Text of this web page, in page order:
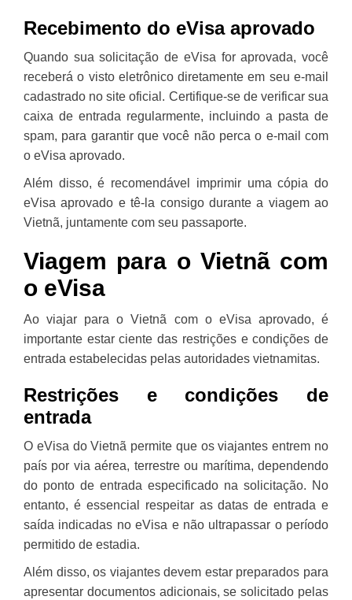
Recebimento do eVisa aprovado
Quando sua solicitação de eVisa for aprovada, você
receberá o visto eletrônico diretamente em seu e-mail
cadastrado no site oficial. Certifique-se de verificar sua
caixa de entrada regularmente, incluindo a pasta de
spam, para garantir que você não perca o e-mail com
o eVisa aprovado.
Além disso, é recomendável imprimir uma cópia do
eVisa aprovado e tê-la consigo durante a viagem ao
Vietnã, juntamente com seu passaporte.
Viagem para o Vietnã com
o eVisa
Ao viajar para o Vietnã com o eVisa aprovado, é
importante estar ciente das restrições e condições de
entrada estabelecidas pelas autoridades vietnamitas.
Restrições e condições de
entrada
O eVisa do Vietnã permite que os viajantes entrem no
país por via aérea, terrestre ou marítima, dependendo
do ponto de entrada especificado na solicitação. No
entanto, é essencial respeitar as datas de entrada e
saída indicadas no eVisa e não ultrapassar o período
permitido de estadia.
Além disso, os viajantes devem estar preparados para
apresentar documentos adicionais, se solicitado pelas